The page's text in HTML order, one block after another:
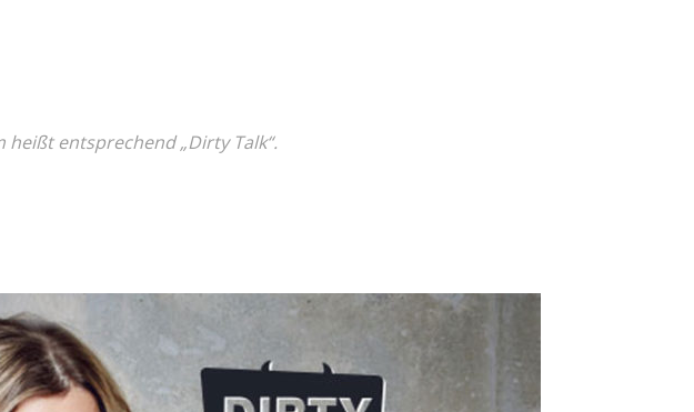
entsprechend „Dirty Talk“.